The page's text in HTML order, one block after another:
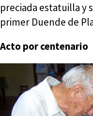
preciada estatuilla y
primer Duende de
Acto por centenario